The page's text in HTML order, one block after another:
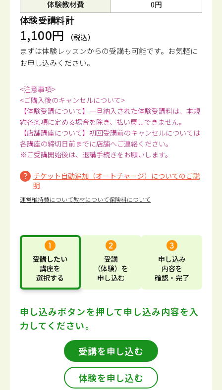
体験教材費 0円
体験受講料計
1,100円 （税込）
まずは体験レッスンからの受講も可能です。 お気軽に
お申し込みください。
<注意事項>
<ご購入後のキャンセルについて>
【体験受講について】一旦納入された体験受講料は、本規
約各条項に定める場合を除き、払い戻しできません。
【店舗講座について】初回受講前のキャンセルについては
各講座の締切日前までに店舗へご連絡ください。
※ご受講開始後は、退講手続きをお願いします。
チケット自動追加（オートチャージ）についてのご説
明
運営維持費について教材について保険料について
受講したい
講座を
選択する
受講
（体験） を
申し込む
申し込み
内容を
確認・完了
申し込みボタンを押して申し込み内容を入
力してください。
受講を申し込む
体験を申し込む